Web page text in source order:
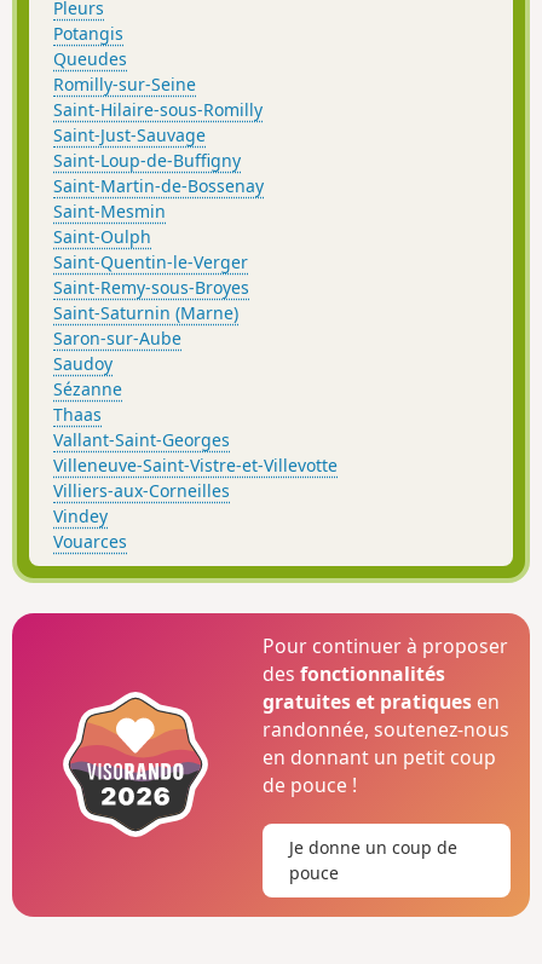
Pleurs
Potangis
Queudes
Romilly-sur-Seine
Saint-Hilaire-sous-Romilly
Saint-Just-Sauvage
Saint-Loup-de-Buffigny
Saint-Martin-de-Bossenay
Saint-Mesmin
Saint-Oulph
Saint-Quentin-le-Verger
Saint-Remy-sous-Broyes
Saint-Saturnin (Marne)
Saron-sur-Aube
Saudoy
Sézanne
Thaas
Vallant-Saint-Georges
Villeneuve-Saint-Vistre-et-Villevotte
Villiers-aux-Corneilles
Vindey
Vouarces
Pour continuer à proposer
desfonctionnalités
gratuites et pratiques en
randonnée, soutenez-nous
en donnant un petit coup
de pouce !
Je donne un coup de
pouce